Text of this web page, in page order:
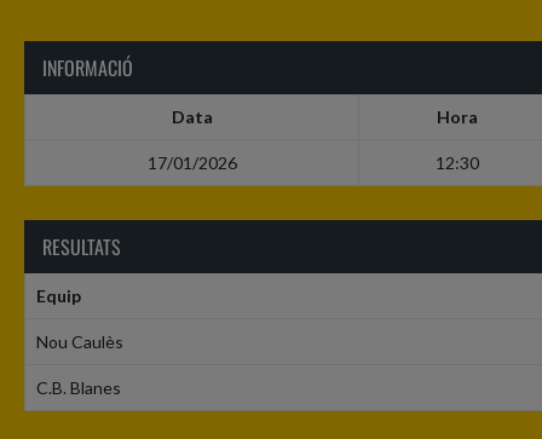
INFORMACIÓ
Data Hora
17/01/2026 12:30
RESULTATS
Equip
Nou Caulès
C.B. Blanes